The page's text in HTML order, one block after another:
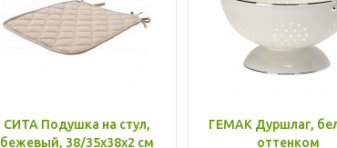
СИТА Подушка на стул,
бежевый, 38/35x38x2 см
ГЕМАК Дуршлаг,
оттенком